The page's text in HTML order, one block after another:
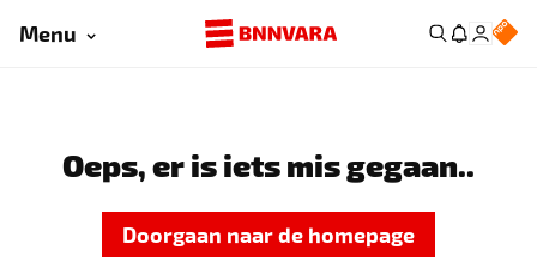
Menu
Oeps, er is iets mis gegaan..
Doorgaan naar de homepage